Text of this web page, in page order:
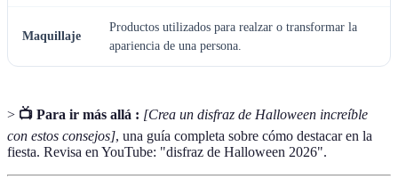
Maquillaje
Productos utilizados para realzar o transformar la
apariencia de una persona.
> 📺 Para ir más allá : [Crea un disfraz de Halloween increíble
con estos consejos], una guía completa sobre cómo destacar en la
fiesta. Revisa en YouTube: "disfraz de Halloween 2026".